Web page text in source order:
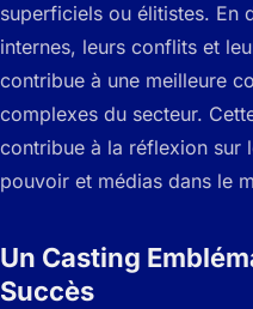
superficiels ou élitistes. En
internes, leurs conflits et
contribue à une meilleure
complexes du secteur.
contribue à la réflexion sur
pouvoir et médias dans le
Un Casting
Succès